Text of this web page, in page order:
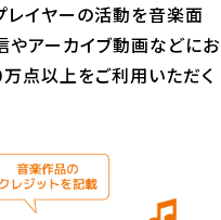
レイヤーの活動を音楽面
やアーカイブ動画などにお
点以上をご利用いただく